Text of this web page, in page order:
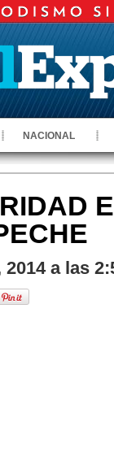
NACIONAL
a las